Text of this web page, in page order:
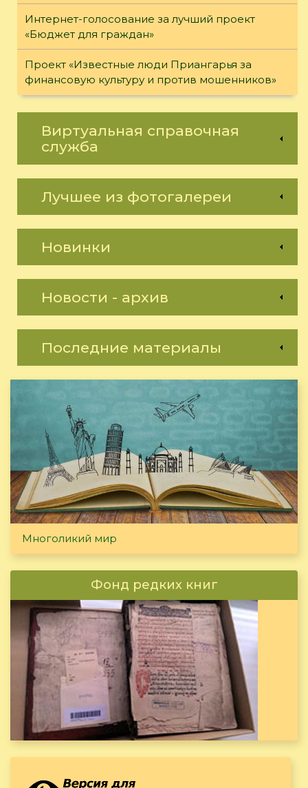
Интернет-голосование за лучший проект
«Бюджет для граждан»
Проект «Известные люди Приангарья за
финансовую культуру и против мошенников»
Виртуальная справочная
служба
Лучшее из фотогалереи
Новинки
Новости - архив
Последние материалы
Многоликий мир
Фонд редких книг